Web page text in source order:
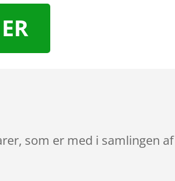
som er med i samlingen af